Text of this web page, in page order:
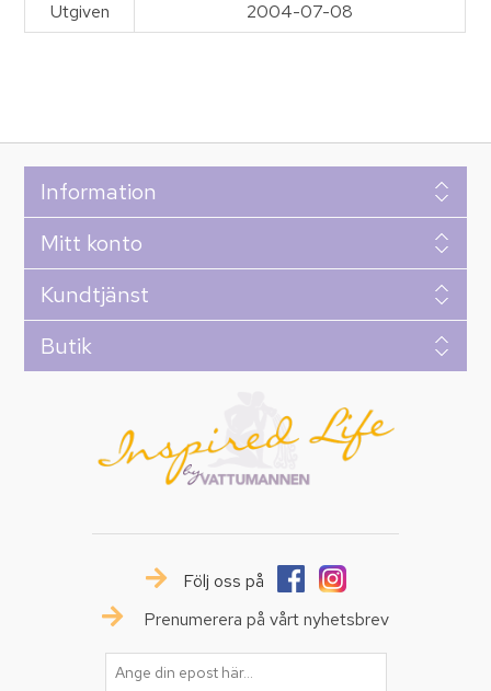
Utgiven
2004-07-08
Information
Mitt konto
Kundtjänst
Butik
Följ oss på
Prenumerera på vårt nyhetsbrev